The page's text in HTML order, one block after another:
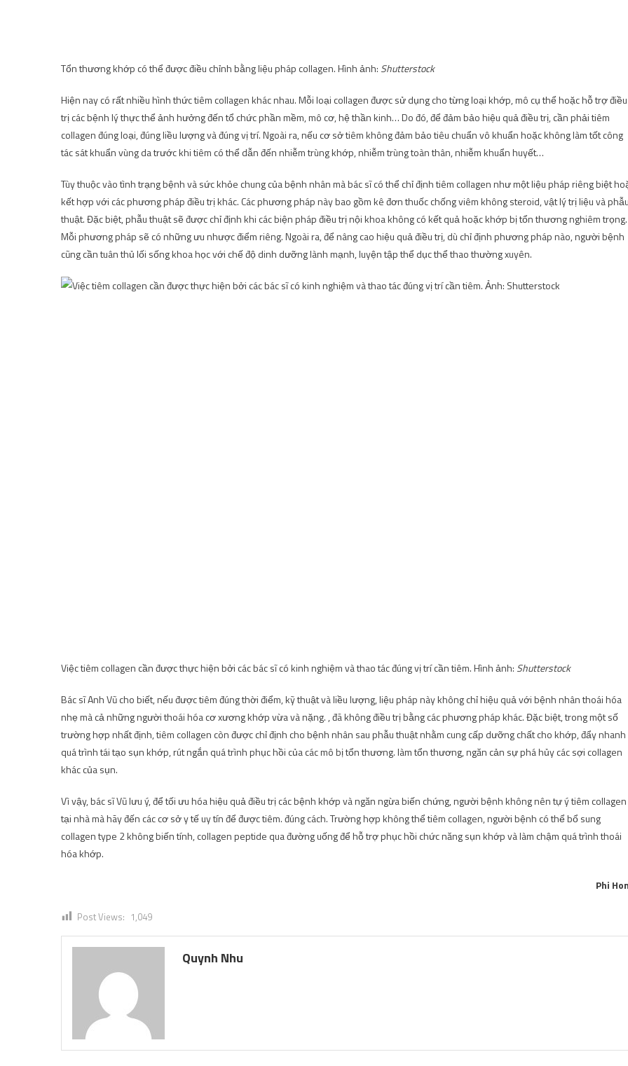
Tổn thương khớp có thể được điều chỉnh bằng liệu pháp collagen. Hình ảnh: Shutterstock
Hiện nay có rất nhiều hình thức tiêm collagen khác nhau. Mỗi loại collagen được sử dụng cho từng loại khớp, mô cụ thể hoặc hỗ trợ điều
trị các bệnh lý thực thể ảnh hưởng đến tổ chức phần mềm, mô cơ, hệ thần kinh… Do đó, để đảm bảo hiệu quả điều trị, cần phải tiêm
collagen đúng loại, đúng liều lượng và đúng vị trí. Ngoài ra, nếu cơ sở tiêm không đảm bảo tiêu chuẩn vô khuẩn hoặc không làm tốt công
tác sát khuẩn vùng da trước khi tiêm có thể dẫn đến nhiễm trùng khớp, nhiễm trùng toàn thân, nhiễm khuẩn huyết…
Tùy thuộc vào tình trạng bệnh và sức khỏe chung của bệnh nhân mà bác sĩ có thể chỉ định tiêm collagen như một liệu pháp riêng biệt
kết hợp với các phương pháp điều trị khác. Các phương pháp này bao gồm kê đơn thuốc chống viêm không steroid, vật lý trị liệu và
thuật. Đặc biệt, phẫu thuật sẽ được chỉ định khi các biện pháp điều trị nội khoa không có kết quả hoặc khớp bị tổn thương nghiêm trọng.
Mỗi phương pháp sẽ có những ưu nhược điểm riêng. Ngoài ra, để nâng cao hiệu quả điều trị, dù chỉ định phương pháp nào, người bệnh
cũng cần tuân thủ lối sống khoa học với chế độ dinh dưỡng lành mạnh, luyện tập thể dục thể thao thường xuyên.
Việc tiêm collagen cần được thực hiện bởi các bác sĩ có kinh nghiệm và thao tác đúng vị trí cần tiêm. Hình ảnh: Shutterstock
Bác sĩ Anh Vũ cho biết, nếu được tiêm đúng thời điểm, kỹ thuật và liều lượng, liệu pháp này không chỉ hiệu quả với bệnh nhân thoái hóa
nhẹ mà cả những người thoái hóa cơ xương khớp vừa và nặng. , đã không điều trị bằng các phương pháp khác. Đặc biệt, trong một số
trường hợp nhất định, tiêm collagen còn được chỉ định cho bệnh nhân sau phẫu thuật nhằm cung cấp dưỡng chất cho khớp, đẩy nhanh
quá trình tái tạo sụn khớp, rút ​​ngắn quá trình phục hồi của các mô bị tổn thương. làm tổn thương, ngăn cản sự phá hủy các sợi collagen
khác của sụn.
Vì vậy, bác sĩ Vũ lưu ý, để tối ưu hóa hiệu quả điều trị các bệnh khớp và ngăn ngừa biến chứng, người bệnh không nên tự ý tiêm collagen
tại nhà mà hãy đến các cơ sở y tế uy tín để được tiêm. đúng cách. Trường hợp không thể tiêm collagen, người bệnh có thể bổ sung
collagen type 2 không biến tính, collagen peptide qua đường uống để hỗ trợ phục hồi chức năng sụn khớp và làm chậm quá trình thoái
hóa khớp.
Phi
Post Views: 1,049
Quynh Nhu